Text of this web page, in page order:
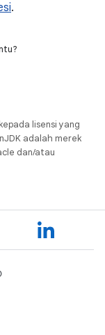
.
lisensi yang
adalah merek
dan/atau